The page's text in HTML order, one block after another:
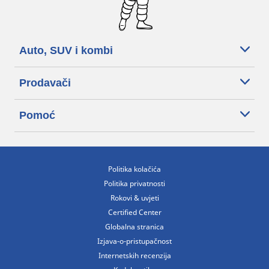
Auto, SUV i kombi
Prodavači
Pomoć
Politika kolačića
Politika privatnosti
Rokovi & uvjeti
Certified Center
Globalna stranica
Izjava-o-pristupačnost
Internetskih recenzija